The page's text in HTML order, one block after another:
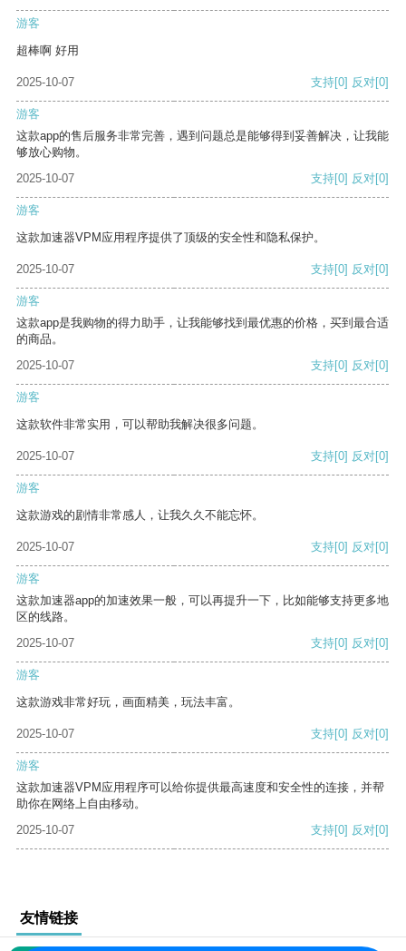
游客
超棒啊 好用
2025-10-07 支持[0] 反对[0]
游客
这款app的售后服务非常完善，遇到问题总是能够得到妥善解决，让我能
够放心购物。
2025-10-07
支持[0] 反对[0]
游客
这款加速器VPM应用程序提供了顶级的安全性和隐私保护。
2025-10-07 支持[0] 反对[0]
游客
这款app是我购物的得力助手，让我能够找到最优惠的价格，买到最合适
的商品。
2025-10-07
支持[0] 反对[0]
游客
这款软件非常实用，可以帮助我解决很多问题。
2025-10-07 支持[0] 反对[0]
游客
这款游戏的剧情非常感人，让我久久不能忘怀。
2025-10-07 支持[0] 反对[0]
游客
这款加速器app的加速效果一般，可以再提升一下，比如能够支持更多地
区的线路。
2025-10-07
支持[0] 反对[0]
游客
这款游戏非常好玩，画面精美，玩法丰富。
2025-10-07 支持[0] 反对[0]
游客
这款加速器VPM应用程序可以给你提供最高速度和安全性的连接，并帮
助你在网络上自由移动。
2025-10-07
支持[0] 反对[0]
友情链接